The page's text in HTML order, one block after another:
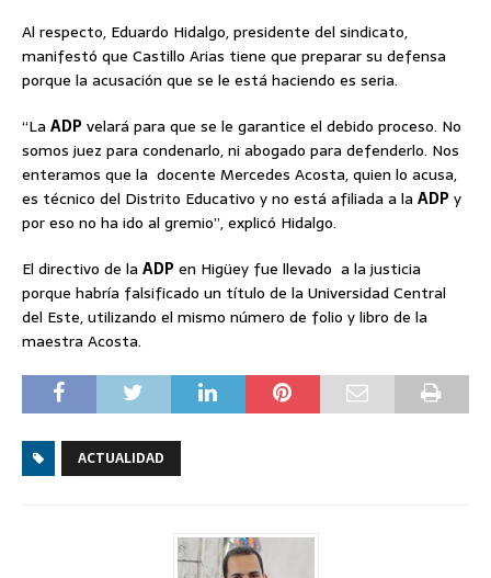
Al respecto, Eduardo Hidalgo, presidente del sindicato,
manifestó que Castillo Arias tiene que preparar su defensa
porque la acusación que se le está haciendo es seria.
“La ADP velará para que se le garantice el debido proceso. No
somos juez para condenarlo, ni abogado para defenderlo. Nos
enteramos que la docente Mercedes Acosta, quien lo acusa,
es técnico del Distrito Educativo y no está afiliada a la ADP y
por eso no ha ido al gremio”, explicó Hidalgo.
El directivo de la ADP en Higüey fue llevado a la justicia
porque habría falsificado un título de la Universidad Central
del Este, utilizando el mismo número de folio y libro de la
maestra Acosta.
ACTUALIDAD